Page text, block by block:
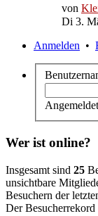
von
Di 3.
Anmelden •
Wer ist online?
Insgesamt sind 25
unsichtbare
Besuchern der
Der Besucherrekord